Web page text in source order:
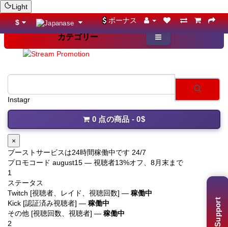
Light
Support
$ ボーナス
Yo
0 点の商品 - 0$
×
ブーストサービスは24時間稼働中です 24/7
プロモコード august15 — 視聴者13%オフ、8月末まで
1
ステータス
Twitch [視聴者、レイド、視聴回数] — 稼働中
Kick [認証済み視聴者] — 稼働中
その他 [視聴回数、視聴者] — 稼働中
2
カテゴリー